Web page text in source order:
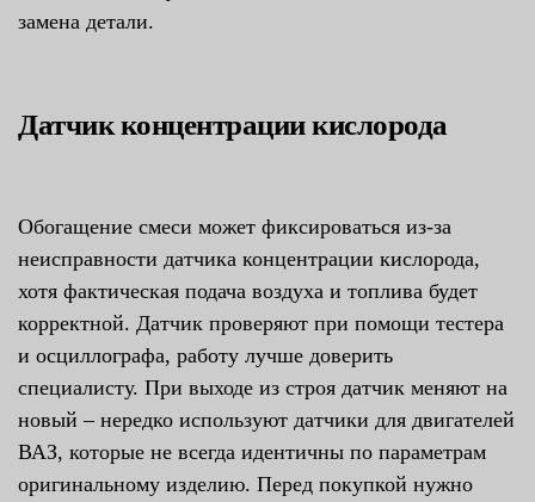
замена детали.
Датчик концентрации кислорода
Обогащение смеси может фиксироваться из-за
неисправности датчика концентрации кислорода,
хотя фактическая подача воздуха и топлива будет
корректной. Датчик проверяют при помощи тестера
и осциллографа, работу лучше доверить
специалисту. При выходе из строя датчик меняют на
новый – нередко используют датчики для двигателей
ВАЗ, которые не всегда идентичны по параметрам
оригинальному изделию. Перед покупкой нужно